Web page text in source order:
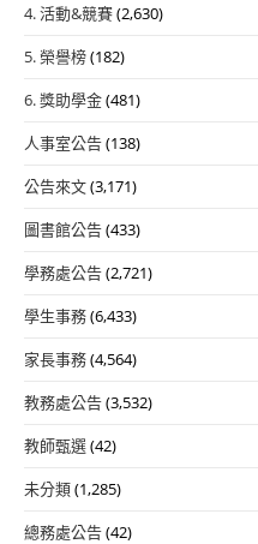
4. 活動&競賽(2,630)
5. 榮譽榜(182)
6. 獎助學金(481)
人事室公告(138)
公告來文(3,171)
圖書館公告(433)
學務處公告(2,721)
學生事務(6,433)
家長事務(4,564)
教務處公告(3,532)
教師甄選(42)
未分類(1,285)
總務處公告(42)